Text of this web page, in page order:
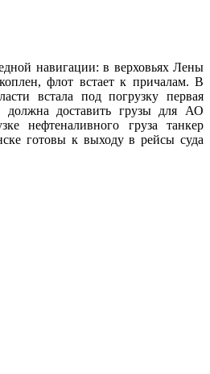
навигации: в верховьях Лены
флот встает к причалам. В
встала под погрузку первая
должна доставить грузы для АО
нефтеналивного груза танкер
готовы к выходу в рейсы суда